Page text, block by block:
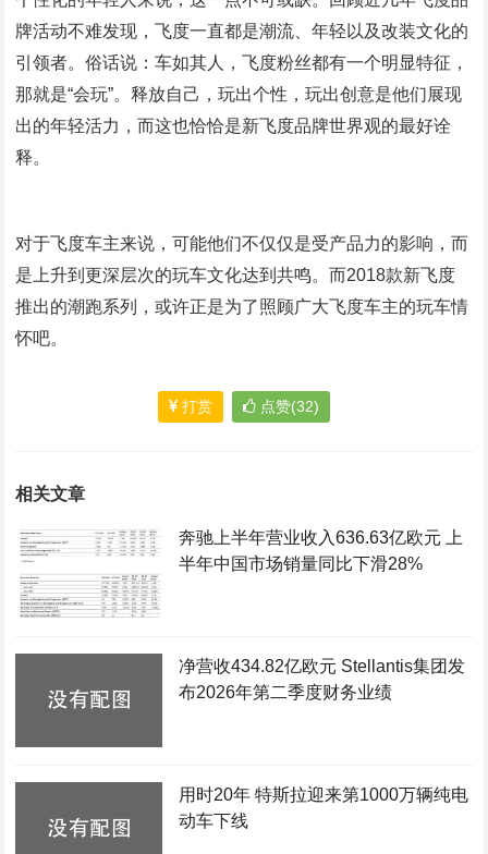
牌活动不难发现，飞度一直都是潮流、年轻以及改装文化的
引领者。俗话说：车如其人，飞度粉丝都有一个明显特征，
那就是“会玩”。释放自己，玩出个性，玩出创意是他们展现
出的年轻活力，而这也恰恰是新飞度品牌世界观的最好诠
释。
对于飞度车主来说，可能他们不仅仅是受产品力的影响，而
是上升到更深层次的玩车文化达到共鸣。而2018款新飞度
推出的潮跑系列，或许正是为了照顾广大飞度车主的玩车情
怀吧。
打赏 点赞(32)
相关文章
奔驰上半年营业收入636.63亿欧元 上
半年中国市场销量同比下滑28%
净营收434.82亿欧元 Stellantis集团发
布2026年第二季度财务业绩
用时20年 特斯拉迎来第1000万辆纯电
动车下线